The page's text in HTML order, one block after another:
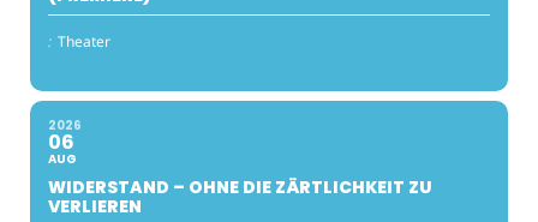
: Theater
2026
06
AUG
WIDERSTAND – OHNE DIE ZÄRTLICHKEIT ZU
VERLIEREN